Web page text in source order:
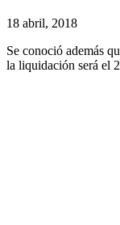
18 abril, 2018
Se conoció además
la liquidación será el